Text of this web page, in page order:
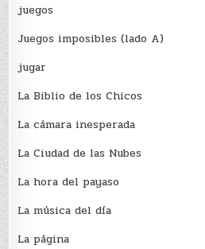
juegos
Juegos imposibles (lado A)
jugar
La Biblio de los Chicos
La cámara inesperada
La Ciudad de las Nubes
La hora del payaso
La música del día
La página